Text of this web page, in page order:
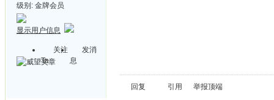
级别: 金牌会员
显示用户信息
关注
Ta
发消
息
回复 引用 举报顶端